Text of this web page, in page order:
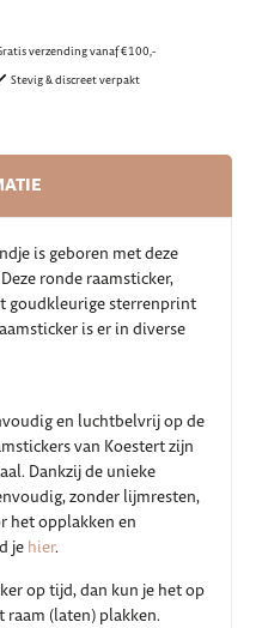
verzending vanaf €100,-
Stevig & discreet verpakt
is geboren met deze
ronde raamsticker,
goudkleurige sterrenprint
is er in diverse
en luchtbelvrij op de
van Koestert zijn
Dankzij de unieke
zonder lijmresten,
het opplakken en
je hier.
op tijd, dan kun je het op
raam (laten) plakken.